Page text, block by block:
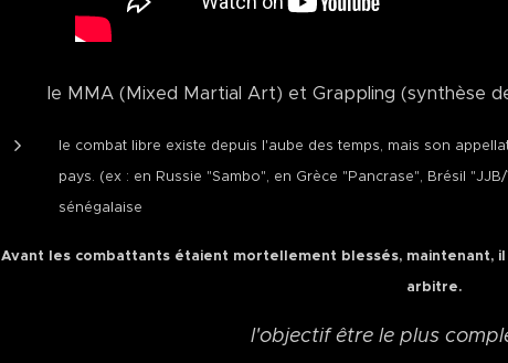
le MMA (Mixed Martial Art) et Grappling (synthèse
le combat libre existe depuis l'aube des temps, mais son
pays. (ex : en Russie "Sambo", en Grèce "Pancrase", Brésil
sénégalaise
Avant les combattants étaient mortellement blessés, maintenant,
arbitre.
l'objectif être le plus